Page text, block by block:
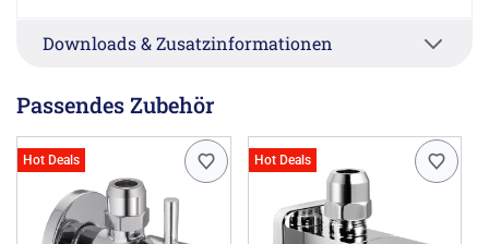
Downloads & Zusatzinformationen
Passendes Zubehör
Hot Deals Hot Deals